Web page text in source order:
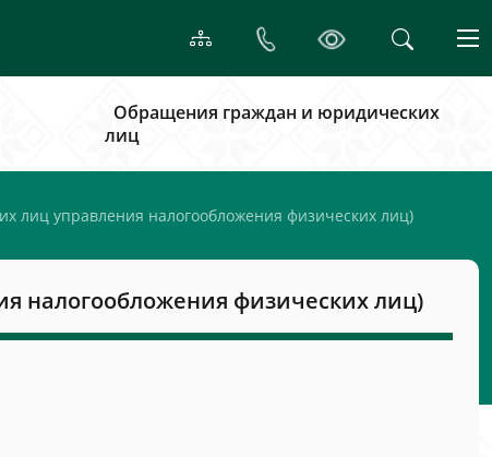
Обращения граждан и юридических
лиц
лиц управления налогообложения физических лиц)
налогообложения физических лиц)